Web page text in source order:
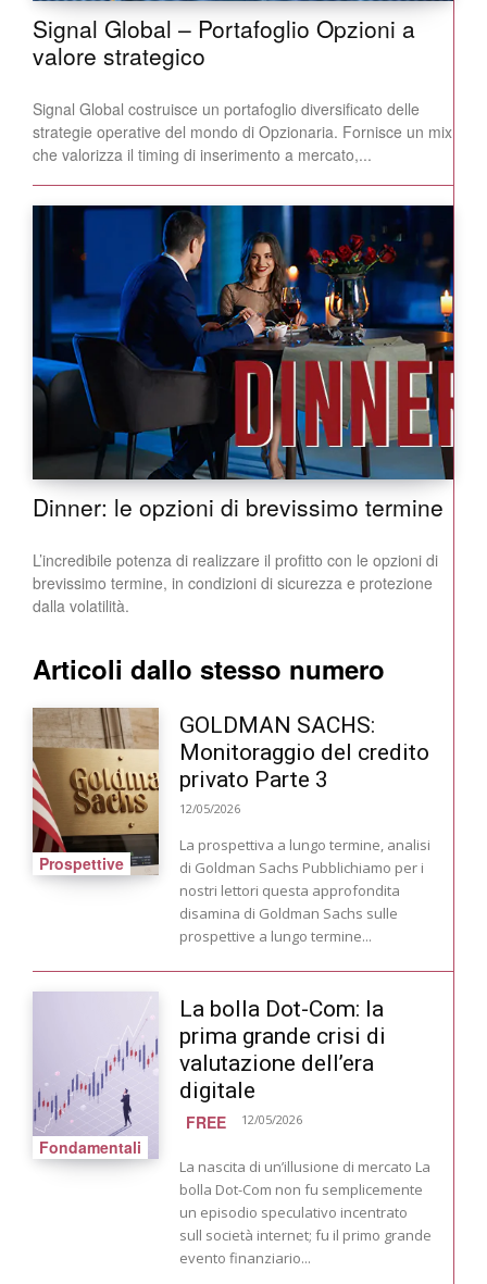
Signal Global – Portafoglio Opzioni a
valore strategico
Signal Global costruisce un portafoglio diversificato delle
strategie operative del mondo di Opzionaria. Fornisce un mix
che valorizza il timing di inserimento a mercato,...
Dinner: le opzioni di brevissimo termine
L’incredibile potenza di realizzare il profitto con le opzioni di
brevissimo termine, in condizioni di sicurezza e protezione
dalla volatilità.
Articoli dallo stesso numero
Prospettive
GOLDMAN SACHS:
Monitoraggio del credito
privato Parte 3
12/05/2026
La prospettiva a lungo termine, analisi
di Goldman Sachs Pubblichiamo per i
nostri lettori questa approfondita
disamina di Goldman Sachs sulle
prospettive a lungo termine...
Fondamentali
La bolla Dot-Com: la
prima grande crisi di
valutazione dell’era
digitale
FREE 12/05/2026
La nascita di un’illusione di mercato La
bolla Dot-Com non fu semplicemente
un episodio speculativo incentrato
sull società internet; fu il primo grande
evento finanziario...